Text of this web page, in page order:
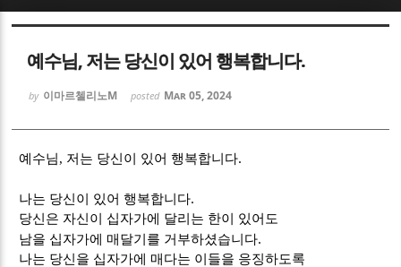
예수님, 저는 당신이 있어 행복합니다.
by 이마르첼리노M posted Mar 05, 2024
예수님, 저는 당신이 있어 행복합니다.
나는 당신이 있어 행복합니다.
당신은 자신이 십자가에 달리는 한이 있어도
남을 십자가에 매달기를 거부하셨습니다.
나는 당신을 십자가에 매다는 이들을 응징하도록
Sketchbook5, 스케치북5
Sketchbook5, 스케치북5
Sketchbook5, 스케치북5
Sketchbook5, 스케치북5